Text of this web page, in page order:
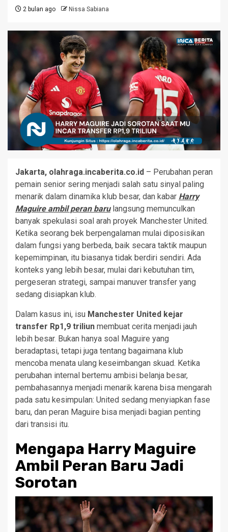
2 bulan ago Nissa Sabiana
Jakarta, olahraga.incaberita.co.id – Perubahan peran
pemain senior sering menjadi salah satu sinyal paling
menarik dalam dinamika klub besar, dan kabar Harry
Maguire ambil peran barulangsung memunculkan
banyak spekulasi soal arah proyek Manchester United.
Ketika seorang bek berpengalaman mulai diposisikan
dalam fungsi yang berbeda, baik secara taktik maupun
kepemimpinan, itu biasanya tidak berdiri sendiri. Ada
konteks yang lebih besar, mulai dari kebutuhan tim,
pergeseran strategi, sampai manuver transfer yang
sedang disiapkan klub.
Dalam kasus ini, isu Manchester United kejar
transfer Rp1,9 triliun membuat cerita menjadi jauh
lebih besar. Bukan hanya soal Maguire yang
beradaptasi, tetapi juga tentang bagaimana klub
mencoba menata ulang keseimbangan skuad. Ketika
perubahan internal bertemu ambisi belanja besar,
pembahasannya menjadi menarik karena bisa mengarah
pada satu kesimpulan: United sedang menyiapkan fase
baru, dan peran Maguire bisa menjadi bagian penting
dari transisi itu.
Mengapa Harry Maguire
Ambil Peran Baru Jadi
Sorotan